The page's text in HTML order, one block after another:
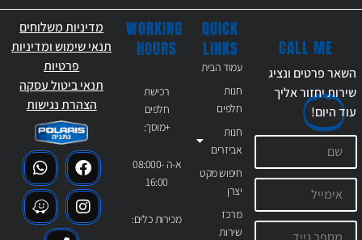
QUICK
LINKS
עמוד הבית
חנות
חלפים
חנות
אביזרים
חיפוש מקט
יצרן
מרכז
שירות
WORKING
HOURS
רכישת
חלפים
+מוסך:
א-ה 08:000-
16:00
מכירות כלים:
CALL ME
השאר פרטים ונציג
שירות יחזור אליך
עודהיום!
מדיניות משלוחים
תנאי שימוש ומדיניות
פרטיות
תנאי ביטול עסקה
הצהרת נגישות